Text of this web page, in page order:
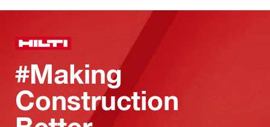
#Making
Construction